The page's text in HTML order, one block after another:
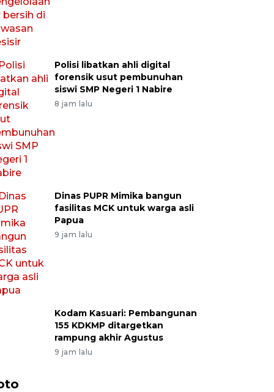
Polisi libatkan ahli digital
forensik usut pembunuhan
siswi SMP Negeri 1 Nabire
8 jam lalu
Dinas PUPR Mimika bangun
fasilitas MCK untuk warga asli
Papua
9 jam lalu
Kodam Kasuari: Pembangunan
155 KDKMP ditargetkan
rampung akhir Agustus
9 jam lalu